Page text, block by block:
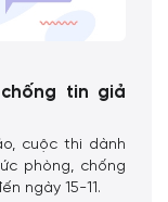
tin giả
cuộc thi dành
phòng, chống
ngày 15-11.